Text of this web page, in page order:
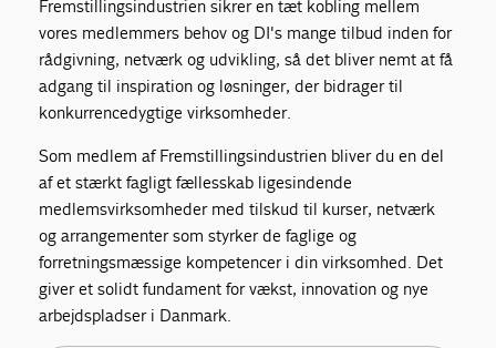
Fremstillingsindustrien sikrer en tæt kobling mellem
vores medlemmers behov og DI's mange tilbud inden for
rådgivning, netværk og udvikling, så det bliver nemt at få
adgang til inspiration og løsninger, der bidrager til
konkurrencedygtige virksomheder.
Som medlem af Fremstillingsindustrien bliver du en del
af et stærkt fagligt fællesskab ligesindende
medlemsvirksomheder med tilskud til kurser, netværk
og arrangementer som styrker de faglige og
forretningsmæssige kompetencer i din virksomhed. Det
giver et solidt fundament for vækst, innovation og nye
arbejdspladser i Danmark.